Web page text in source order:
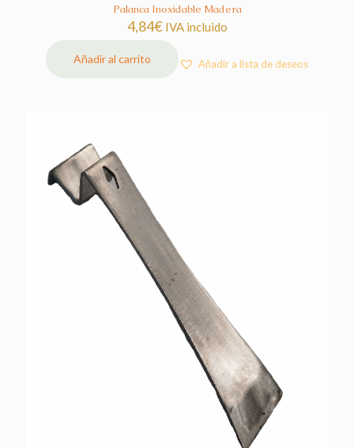
Palanca Inoxidable Madera
4,84€ IVA incluido
Añadir al carrito Añadir a lista de deseos